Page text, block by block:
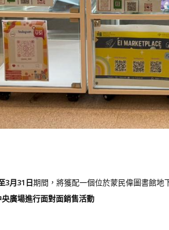
3月31 日期間，將獲配一個位於蒙民偉圖書館地
廣場進行面對面銷售活動